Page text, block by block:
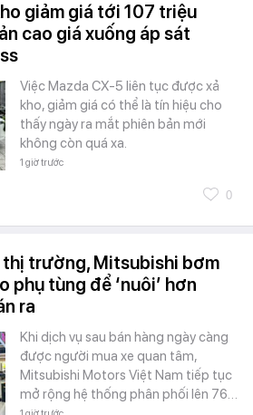
giảm giá tới 107 triệu
cao giá xuống áp sát
Việc Mazda CX-5 liên tục được xả
kho, giảm giá có thể là tín hiệu cho
thấy ngày ra mắt phiên bản mới
không còn quá xa.
1 giờ trước
0
trường, Mitsubishi bơm
phụ tùng để ‘nuôi’ hơn
ra
Khi dịch vụ sau bán hàng ngày càng
được người mua xe quan tâm,
Mitsubishi Motors Việt Nam tiếp tục
mở rộng hệ thống phân phối lên 76…